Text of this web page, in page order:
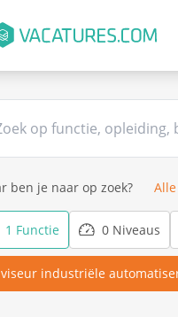
ben je naar op zoek?
1 Functie 0 Niveaus
industriële